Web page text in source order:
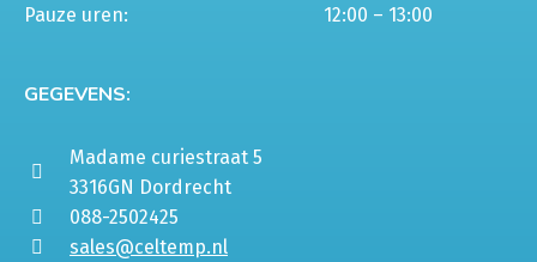
Pauze uren:
12:00 – 13:00
GEGEVENS:
Madame curiestraat 5
3316GN Dordrecht
088-2502425
sales@celtemp.nl